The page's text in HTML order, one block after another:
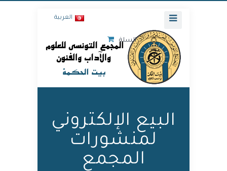
العربية
السلة
البيع الإلكتروني
لمنشورات
المجمع